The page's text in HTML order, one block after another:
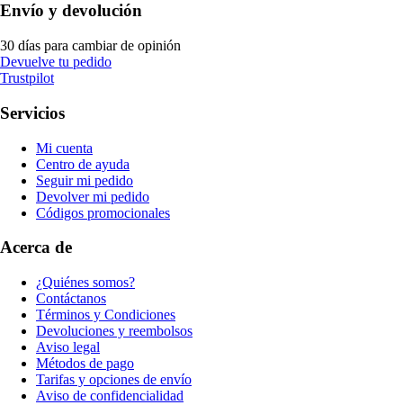
Envío y devolución
30 días para cambiar de opinión
Devuelve tu pedido
Trustpilot
Servicios
Mi cuenta
Centro de ayuda
Seguir mi pedido
Devolver mi pedido
Códigos promocionales
Acerca de
¿Quiénes somos?
Contáctanos
Términos y Condiciones
Devoluciones y reembolsos
Aviso legal
Métodos de pago
Tarifas y opciones de envío
Aviso de confidencialidad